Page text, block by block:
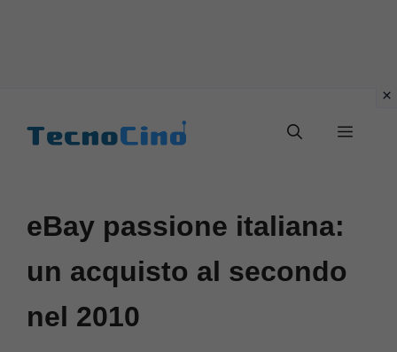
Menu
eBay passione italiana:
un acquisto al secondo
nel 2010